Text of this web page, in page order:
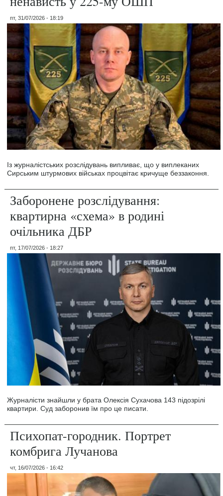
пт, 31/07/2026 - 18:19
Із журналістських розслідувань випливає, що у виплеканих
Сирським штурмових військах процвітає кричуще беззаконня.
Заборонене розслідування:
квартирна «схема» в родині
очільника ДБР
пт, 17/07/2026 - 18:27
Журналісти знайшли у брата Олексія Сухачова 143 підозрілі
квартири. Суд заборонив їм про це писати.
Психопат-городник. Портрет
комбрига Лучанова
чт, 16/07/2026 - 16:42